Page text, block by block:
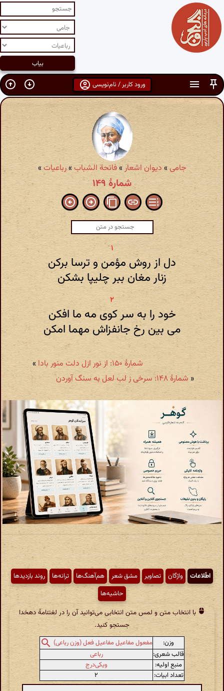
ورود کاربر / نام‌نویسی
جامی» دیوان اشعار»فاتحة الشباب»رباعیات»
شمارهٔ ۱۴۹
دل از روش مؤمن و ترسا برکن
زنار مغان ببر چلیپا بشکن
خود را به سر کوی مه ما افکن
می بین رخ جانفزاش مهما امکن
شمارهٔ ۱۵۰: از نور ازل دلت منور بادا
»
« شمارهٔ ۱۴۸: سرخی ز لب لعل به سنگ آوردن
اطّلاعات واژگان تصاویر مشق شعر هم‌آهنگ‌ها ترانه‌ها
روند بازدیدها
حاشیه‌ها
با انتخاب متن و لمس متن انتخابی می‌توانید آن را در لغتنامهٔ دهخدا
جستجو کنید.
وزن:
مفعول مفاعیل مفاعیل فعل (وزن رباعی)
قالب شعری:
رباعی
منبع اولیه:
ویکی‌درج
تعداد ابیات:
۲